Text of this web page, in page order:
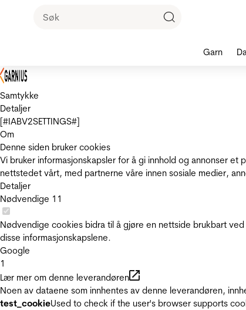
Samtykke
Detaljer
[#IABV2SETTINGS#]
Om
Denne siden bruker cookies
Vi bruker informasjonskapsler for å gi innhold og annonser
nettstedet vårt, med partnerne våre innen sosiale medier,
Detaljer
Nødvendige 11
Nødvendige cookies bidra til å gjøre en nettside brukbart
disse informasjonskapslene.
Google
1
Lær mer om denne leverandøren
Noen av dataene som innhentes av denne leverandøren,
test_cookieUsed to check if the user's browser supports
Garn